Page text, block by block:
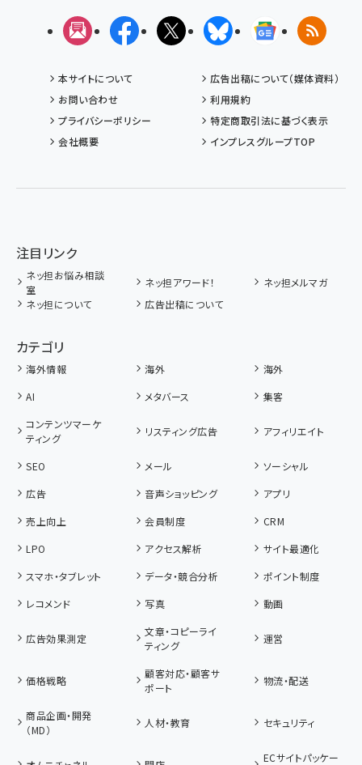
メルマガFacebookX(エックス)BlueskyGoogleニュ
RSS
本サイトについて
広告出稿について（媒体資料）
お問い合わせ
利用規約
プライバシーポリシー
特定商取引法に基づく表示
会社概要
インプレスグループTOP
注目リンク
ネッ担お悩み相談
室
ネッ担アワード！
ネッ担メルマガ
ネッ担について
広告出稿について
カテゴリ
海外情報 海外
海外
AI
メタバース
集客
コンテンツマーケ
ティング
リスティング広告 アフィリエイト
SEO メール
ソーシャル
広告
音声ショッピング
アプリ
売上向上
会員制度
CRM
LPO
アクセス解析
サイト最適化
スマホ・タブレット
データ・競合分析
ポイント制度
レコメンド
写真 動画
広告効果測定
文章・コピーライ
ティング
運営
価格戦略
顧客対応・顧客サ
ポート
物流・配送
商品企画・開発
（MD）
人材・教育 セキュリティ
ECサイトパッケー